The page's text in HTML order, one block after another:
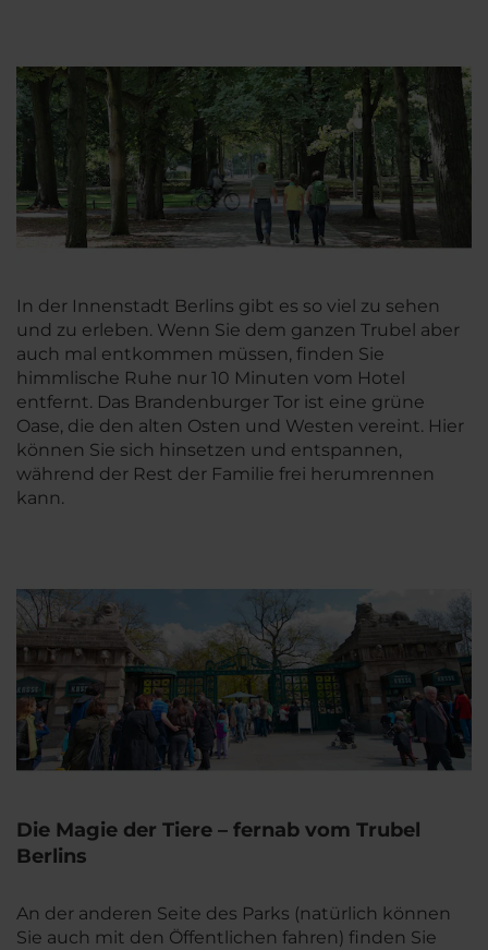
In der Innenstadt Berlins gibt es so viel zu sehen
und zu erleben. Wenn Sie dem ganzen Trubel aber
auch mal entkommen müssen, finden Sie
himmlische Ruhe nur 10 Minuten vom Hotel
entfernt. Das Brandenburger Tor ist eine grüne
Oase, die den alten Osten und Westen vereint. Hier
können Sie sich hinsetzen und entspannen,
während der Rest der Familie frei herumrennen
kann.
Die Magie der Tiere – fernab vom Trubel
Berlins
An der anderen Seite des Parks (natürlich können
Sie auch mit den Öffentlichen fahren) finden Sie